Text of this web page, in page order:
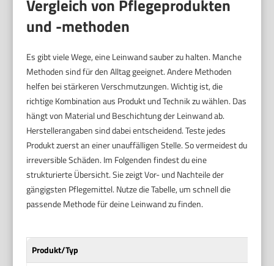
Vergleich von Pflegeprodukten
und -methoden
Es gibt viele Wege, eine Leinwand sauber zu halten. Manche
Methoden sind für den Alltag geeignet. Andere Methoden
helfen bei stärkeren Verschmutzungen. Wichtig ist, die
richtige Kombination aus Produkt und Technik zu wählen. Das
hängt von Material und Beschichtung der Leinwand ab.
Herstellerangaben sind dabei entscheidend. Teste jedes
Produkt zuerst an einer unauffälligen Stelle. So vermeidest du
irreversible Schäden. Im Folgenden findest du eine
strukturierte Übersicht. Sie zeigt Vor- und Nachteile der
gängigsten Pflegemittel. Nutze die Tabelle, um schnell die
passende Methode für deine Leinwand zu finden.
Produkt/Typ